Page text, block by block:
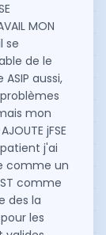
MON
se
de le
aussi,
mon
jFSE
j'ai
comme un
comme
des la
les